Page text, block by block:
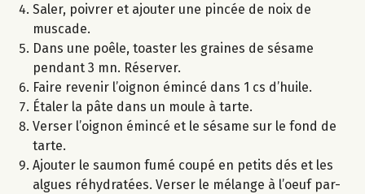
Saler, poivrer et ajouter une pincée de noix de
muscade.
Dans une poêle, toaster les graines de sésame
pendant 3 mn. Réserver.
Faire revenir l’oignon émincé dans 1 cs d’huile.
Étaler la pâte dans un moule à tarte.
Verser l’oignon émincé et le sésame sur le fond de
tarte.
Ajouter le saumon fumé coupé en petits dés et les
algues réhydratées. Verser le mélange à l’oeuf par-